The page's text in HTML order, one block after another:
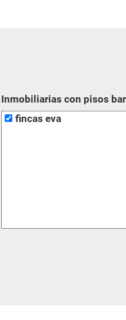
Inmobiliarias con pisos
fincas eva